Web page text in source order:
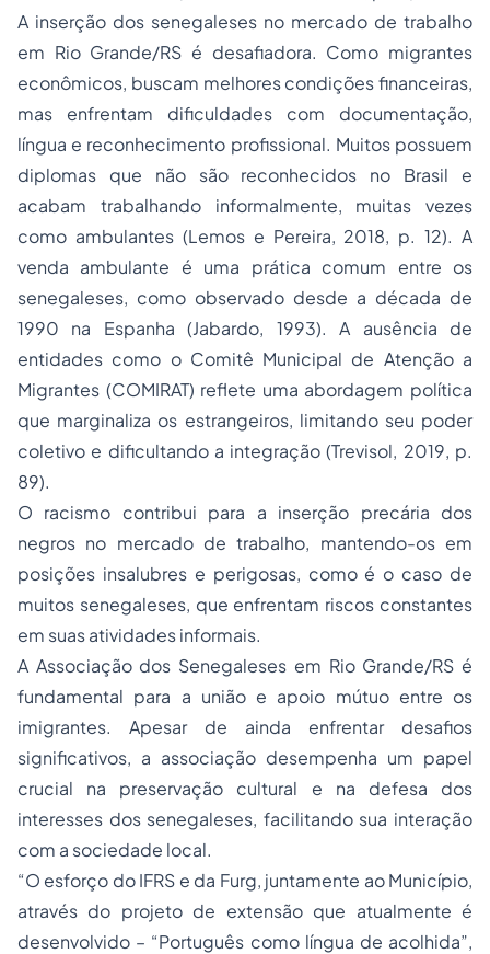
A inserção dos senegaleses no mercado de trabalho
em Rio Grande/RS é desafiadora. Como migrantes
econômicos, buscam melhores condições financeiras,
mas enfrentam dificuldades com documentação,
língua e reconhecimento profissional. Muitos possuem
diplomas que não são reconhecidos no Brasil e
acabam trabalhando informalmente, muitas vezes
como ambulantes (Lemos e Pereira, 2018, p. 12). A
venda ambulante é uma prática comum entre os
senegaleses, como observado desde a década de
1990 na Espanha (Jabardo, 1993). A ausência de
entidades como o Comitê Municipal de Atenção a
Migrantes (COMIRAT) reflete uma abordagem política
que marginaliza os estrangeiros, limitando seu poder
coletivo e dificultando a integração (Trevisol, 2019, p.
89).
O racismo contribui para a inserção precária dos
negros no mercado de trabalho, mantendo-os em
posições insalubres e perigosas, como é o caso de
muitos senegaleses, que enfrentam riscos constantes
em suas atividades informais.
A Associação dos Senegaleses em Rio Grande/RS é
fundamental para a união e apoio mútuo entre os
imigrantes. Apesar de ainda enfrentar desafios
significativos, a associação desempenha um papel
crucial na preservação cultural e na defesa dos
interesses dos senegaleses, facilitando sua interação
com a sociedade local.
“O esforço do IFRS e da Furg, juntamente ao Município,
através do projeto de extensão que atualmente é
desenvolvido – “Português como língua de acolhida”,